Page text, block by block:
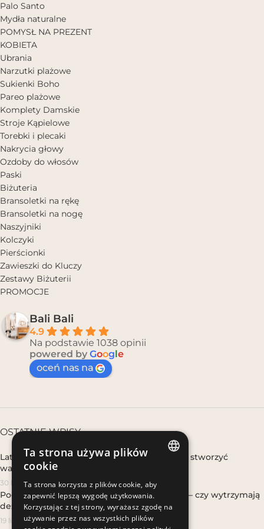
Palo Santo
Mydła naturalne
POMYSŁ NA PREZENT
KOBIETA
Ubrania
Narzutki plażowe
Sukienki Boho
Pareo plażowe
Komplety Damskie
Stroje Kąpielowe
Torebki i plecaki
Nakrycia głowy
Ozdoby do włosów
Paski
Biżuteria
Bransoletki na rękę
Bransoletki na nogę
Naszyjniki
Kolczyki
Pierścionki
Zawieszki do Kluczy
Zestawy Biżuterii
PROMOCJE
Bali Bali
4.9
Na podstawie 1038 opinii
powered by Google
oceń nas na
OSTATNIE WPISY
Lato boho w domu, gdy nie wyjeżdżasz – jak stworzyć
wakacyjny klimat w mieście
30 lipca, 2026
Poduszki i poszewki makramowe na balkon – czy wytrzymają
deszcz i słońce?
19 lipca, 2026
POLISH
Ta strona używa plików
cookie
Ta strona korzysta z plików cookie, aby
zapewnić lepszą wygodę użytkowania.
Korzystając z tej strony, wyrażasz zgodę na
używanie przez nas wszystkich plików